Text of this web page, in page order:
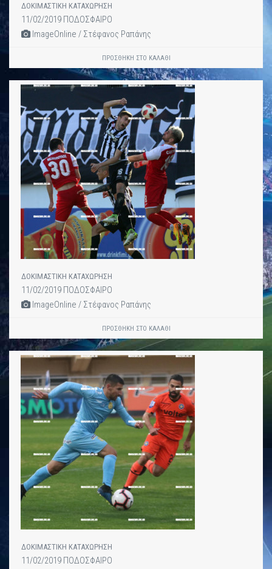
ΔΟΚΙΜΑΣΤΙΚΗ ΚΑΤΑΧΩΡΗΣΗ
11/02/2019 ΠΟΔΟΣΦΑΙΡΟ
ImageOnline / Στέφανος Ραπάνης
ΠΡΟΣΘΉΚΗ ΣΤΟ ΚΑΛΆΘΙ
ΔΟΚΙΜΑΣΤΙΚΗ ΚΑΤΑΧΩΡΗΣΗ
11/02/2019 ΠΟΔΟΣΦΑΙΡΟ
ImageOnline / Στέφανος Ραπάνης
ΠΡΟΣΘΉΚΗ ΣΤΟ ΚΑΛΆΘΙ
ΔΟΚΙΜΑΣΤΙΚΗ ΚΑΤΑΧΩΡΗΣΗ
11/02/2019 ΠΟΔΟΣΦΑΙΡΟ